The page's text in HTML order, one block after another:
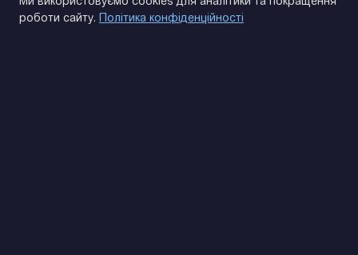
роботи сайту. Політика конфіденційності